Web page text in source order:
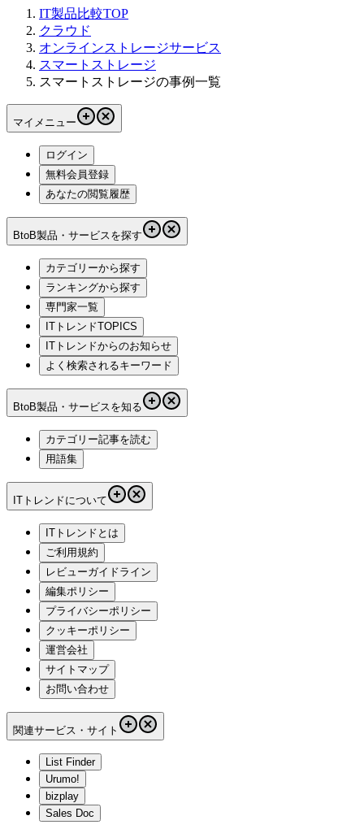
IT製品比較TOP
クラウド
オンラインストレージサービス
スマートストレージ
スマートストレージの事例一覧
マイメニュー
ログイン
無料会員登録
あなたの閲覧履歴
BtoB製品・サービスを探す
カテゴリーから探す
ランキングから探す
専門家一覧
ITトレンドTOPICS
ITトレンドからのお知らせ
よく検索されるキーワード
BtoB製品・サービスを知る
カテゴリー記事を読む
用語集
ITトレンドについて
ITトレンドとは
ご利用規約
レビューガイドライン
編集ポリシー
プライバシーポリシー
クッキーポリシー
運営会社
サイトマップ
お問い合わせ
関連サービス・サイト
List Finder
Urumo!
bizplay
Sales Doc